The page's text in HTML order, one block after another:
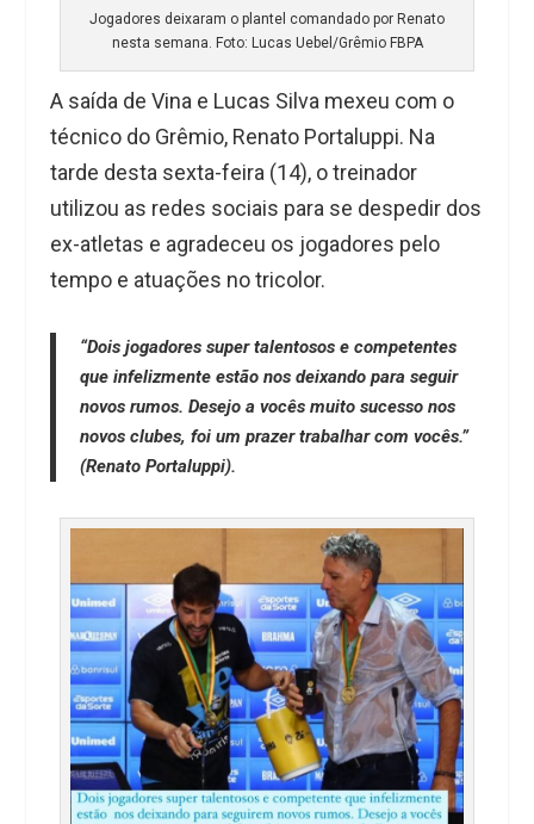
Jogadores deixaram o plantel comandado por Renato
nesta semana. Foto: Lucas Uebel/Grêmio FBPA
A saída de Vina e Lucas Silva mexeu com o
técnico do Grêmio, Renato Portaluppi. Na
tarde desta sexta-feira (14), o treinador
utilizou as redes sociais para se despedir dos
ex-atletas e agradeceu os jogadores pelo
tempo e atuações no tricolor.
“Dois jogadores super talentosos e competentes
que infelizmente estão nos deixando para seguir
novos rumos. Desejo a vocês muito sucesso nos
novos clubes, foi um prazer trabalhar com vocês.”
(Renato Portaluppi).